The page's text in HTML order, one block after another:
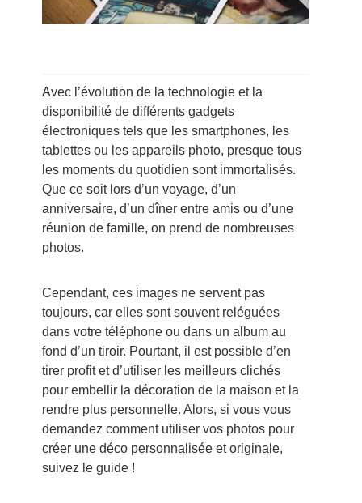
Avec l’évolution de la technologie et la
disponibilité de différents gadgets
électroniques tels que les smartphones, les
tablettes ou les appareils photo, presque tous
les moments du quotidien sont immortalisés.
Que ce soit lors d’un voyage, d’un
anniversaire, d’un dîner entre amis ou d’une
réunion de famille, on prend de nombreuses
photos.
Cependant, ces images ne servent pas
toujours, car elles sont souvent reléguées
dans votre téléphone ou dans un album au
fond d’un tiroir. Pourtant, il est possible d’en
tirer profit et d’utiliser les meilleurs clichés
pour embellir la décoration de la maison et la
rendre plus personnelle. Alors, si vous vous
demandez comment utiliser vos photos pour
créer une déco personnalisée et originale,
suivez le guide !